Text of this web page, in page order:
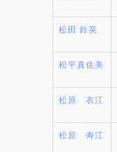
松田 鈴英
松平真佐美
松原 衣江
松原 寿江